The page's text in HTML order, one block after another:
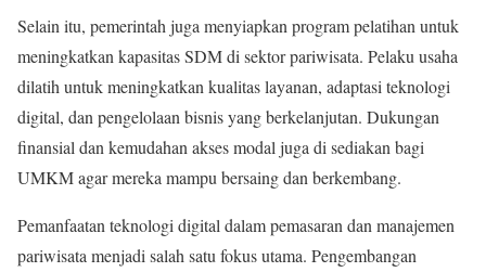
Selain itu, pemerintah juga menyiapkan program pelatihan untuk
meningkatkan kapasitas SDM di sektor pariwisata. Pelaku usaha
dilatih untuk meningkatkan kualitas layanan, adaptasi teknologi
digital, dan pengelolaan bisnis yang berkelanjutan. Dukungan
finansial dan kemudahan akses modal juga di sediakan bagi
UMKM agar mereka mampu bersaing dan berkembang.
Pemanfaatan teknologi digital dalam pemasaran dan manajemen
pariwisata menjadi salah satu fokus utama. Pengembangan